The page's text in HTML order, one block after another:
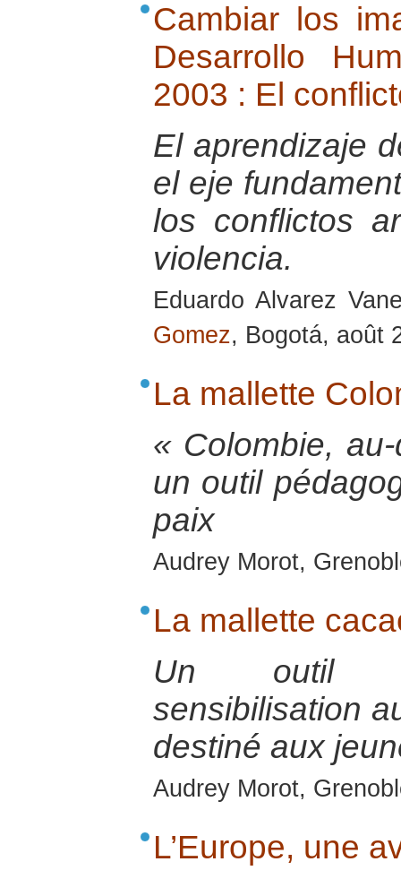
Cambiar los
Desarrollo
2003 : El
El aprendizaje
el eje
los conflictos
violencia.
Eduardo Alvarez
Gomez, Bogotá, août
La mallette
« Colombie,
un outil
paix
Audrey Morot,
La mallette
Un outil
sensibilisation
destiné aux
Audrey Morot,
L’Europe, une